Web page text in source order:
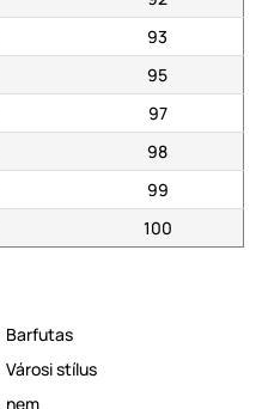
93
95
97
98
99
100
Barfutas
Városi stílus
nem